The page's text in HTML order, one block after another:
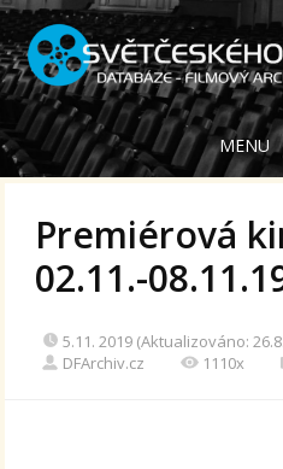
MENU
Premiérová
02.11.-
5.11. 2019 (Aktualizováno:
DFArchiv.cz
1110x